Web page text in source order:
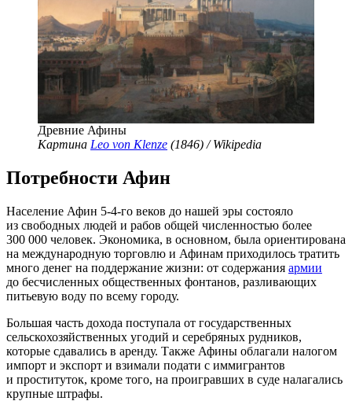
Древние Афины
Картина Leo von Klenze (1846) / Wikipedia
Потребности Афин
Население Афин 5-4-го веков до нашей эры состояло
из свободных людей и рабов общей численностью более
300 000 человек. Экономика, в основном, была ориентирована
на международную торговлю и Афинам приходилось тратить
много денег на поддержание жизни: от содержания армии
до бесчисленных общественных фонтанов, разливающих
питьевую воду по всему городу.
Большая часть дохода поступала от государственных
сельскохозяйственных угодий и серебряных рудников,
которые сдавались в аренду. Также Афины облагали налогом
импорт и экспорт и взимали подати с иммигрантов
и проституток, кроме того, на проигравших в суде налагались
крупные штрафы.